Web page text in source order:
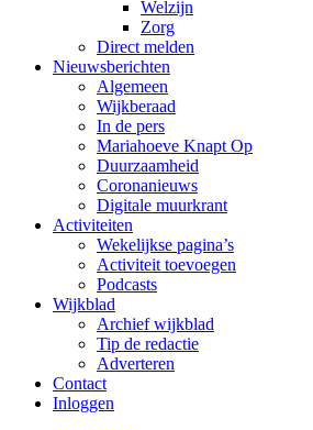
Welzijn
Zorg
Direct melden
Nieuwsberichten
Algemeen
Wijkberaad
In de pers
Mariahoeve Knapt Op
Duurzaamheid
Coronanieuws
Digitale muurkrant
Activiteiten
Wekelijkse pagina’s
Activiteit toevoegen
Podcasts
Wijkblad
Archief wijkblad
Tip de redactie
Adverteren
Contact
Inloggen